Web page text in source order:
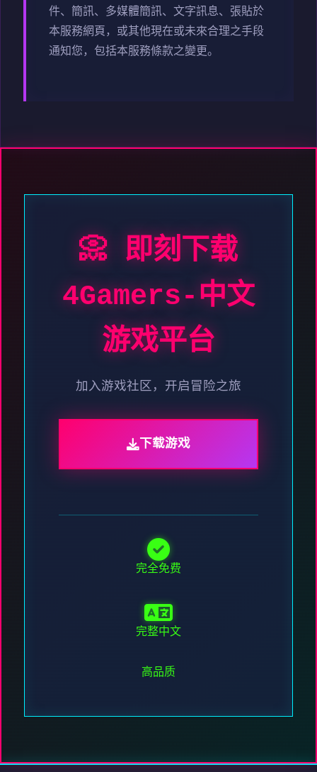
件、簡訊、多媒體簡訊、文字訊息、張貼於
本服務網頁，或其他現在或未來合理之手段
通知您，包括本服務條款之變更。
📀 即刻下载
4Gamers-中文
游戏平台
加入游戏社区，开启冒险之旅
下载游戏
完全免费
完整中文
高品质